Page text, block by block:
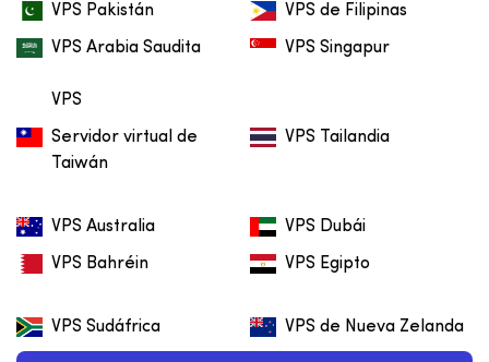
VPS Pakistán VPS de Filipinas
VPS Arabia Saudita
VPS
VPS Singapur
Servidor virtual de
Taiwán
VPS Tailandia
VPS Australia VPS Dubái
VPS Bahréin VPS Egipto
VPS Sudáfrica VPS de Nueva Zelanda